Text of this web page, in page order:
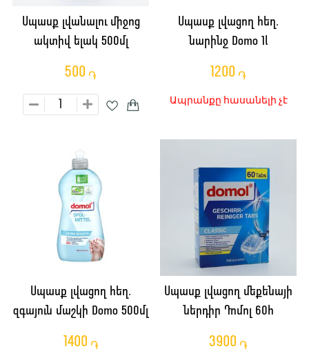
Սպասք լվանալու միջոց
ակտիվ ելակ 500մլ
500 ֏
Սպասք լվացող հեղ.
նարինջ Domo 1l
1200 ֏
Ապրանքը հասանելի չէ
Սպասք լվացող հեղ.
զգայուն մաշկի Domo 500մլ
1400 ֏
Սպասք լվացող մեքենայի
ներդիր Դոմոլ 60հ
3900 ֏